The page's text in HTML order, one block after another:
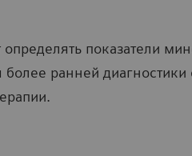
определять показатели
ранней